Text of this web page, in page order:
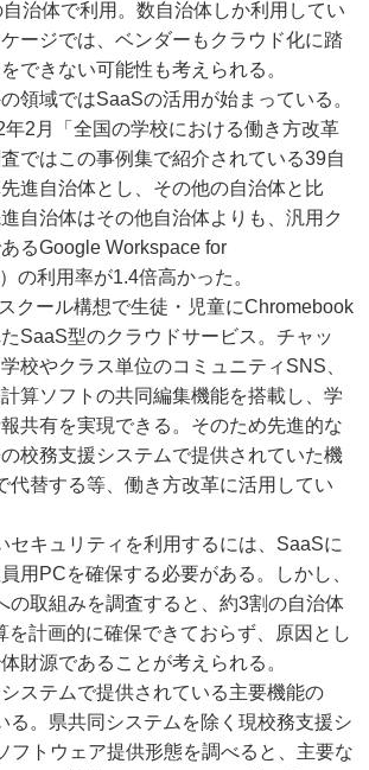
治体で利用。数自治体しか利用してい
ージでは、ベンダーもクラウド化に踏
できない可能性も考えられる。
領域ではSaaSの活用が始まっている。
2月「全国の学校における働き方改革
ではこの事例集で紹介されている39自
進自治体とし、その他の自治体と比
自治体はその他自治体よりも、汎用ク
るGoogle Workspace for
の利用率が1.4倍高かった。
クール構想で生徒・児童にChromebook
SaaS型のクラウドサービス。チャッ
校やクラス単位のコミュニティSNS、
算ソフトの共同編集機能を搭載し、学
共有を実現できる。そのため先進的な
校務支援システムで提供されていた機
代替する等、働き方改革に活用してい
キュリティを利用するには、SaaSに
用PCを確保する必要がある。しかし、
の取組みを調査すると、約3割の自治体
を計画的に確保できておらず、原因とし
財源であることが考えられる。
ステムで提供されている主要機能の
る。県共同システムを除く現校務支援シ
フトウェア提供形態を調べると、主要な